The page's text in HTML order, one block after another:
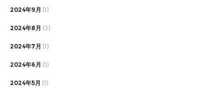
2024年9月 (1)
2024年8月 (2)
2024年7月 (1)
2024年6月 (1)
2024年5月 (1)